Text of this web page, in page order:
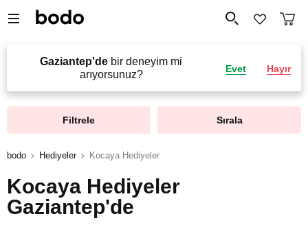
Gaziantep'de bir deneyim mi
arıyorsunuz?
Evet Hayır
Filtrele Sırala
bodo Hediyeler Kocaya Hediyeler
Kocaya Hediyeler
Gaziantep'de